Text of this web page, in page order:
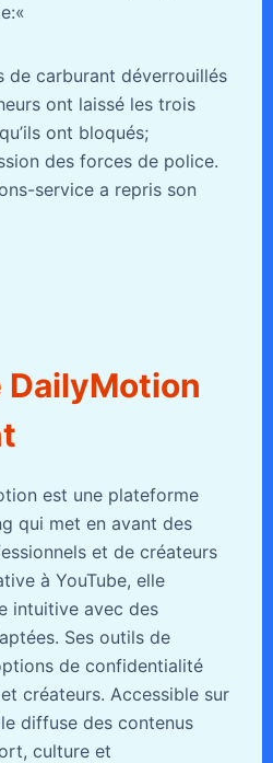
carburant déverrouillés
ont laissé les trois
ont bloqués;
des forces de police.
service a repris son
DailyMotion
est une plateforme
qui met en avant des
et de créateurs
à YouTube, elle
intuitive avec des
Ses outils de
de confidentialité
créateurs. Accessible sur
diffuse des contenus
culture et